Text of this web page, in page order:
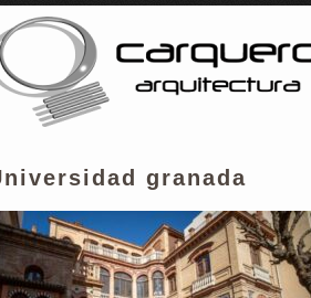
granada